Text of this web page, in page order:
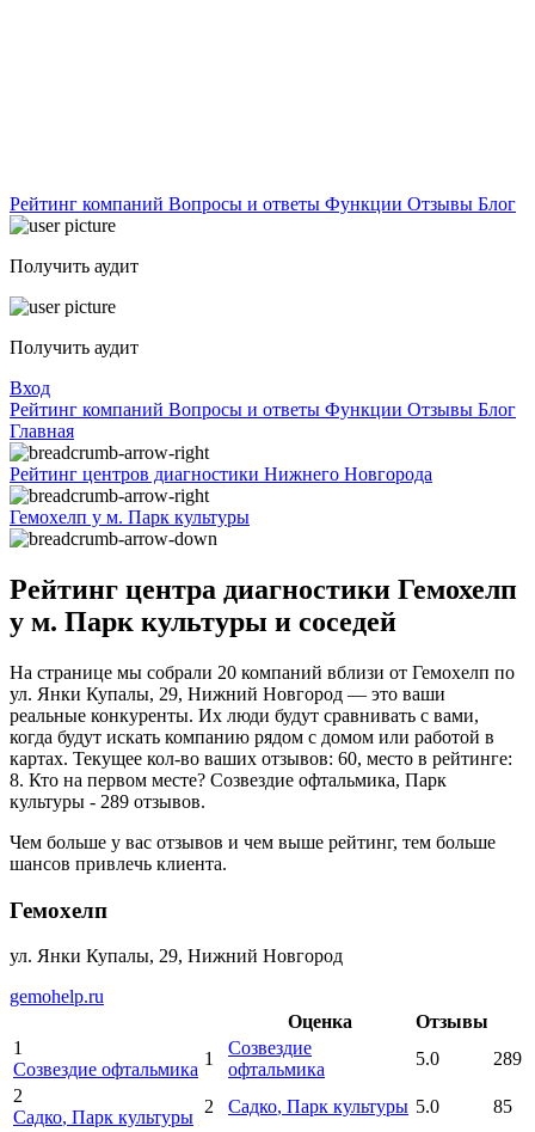
Рейтинг компаний Вопросы и ответы Функции Отзывы Блог
Получить аудит
Получить аудит
Вход
Рейтинг компаний Вопросы и ответы Функции Отзывы Блог
Главная
Рейтинг центров диагностики Нижнего Новгорода
Гемохелп у м. Парк культуры
Рейтинг центра диагностики Гемохелп
у м. Парк культуры и соседей
На странице мы собрали 20 компаний вблизи от Гемохелп по
ул. Янки Купалы, 29, Нижний Новгород — это ваши
реальные конкуренты. Их люди будут сравнивать с вами,
когда будут искать компанию рядом с домом или работой в
картах. Текущее кол-во ваших отзывов: 60, место в рейтинге:
8. Кто на первом месте? Созвездие офтальмика, Парк
культуры - 289 отзывов.
Чем больше у вас отзывов и чем выше рейтинг, тем больше
шансов привлечь клиента.
Гемохелп
ул. Янки Купалы, 29, Нижний Новгород
gemohelp.ru
Оценка
Отзывы
1
Созвездие офтальмика
1
Созвездие
офтальмика
5.0
289
2
Садко, Парк культуры
2 Садко, Парк культуры 5.0
85